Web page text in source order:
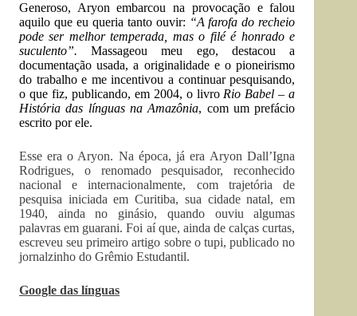
Generoso, Aryon embarcou na provocação e falou
aquilo que eu queria tanto ouvir: “A farofa do recheio
pode ser melhor temperada, mas o filé é honrado e
suculento”.Massageou meu ego, destacou a
documentação usada, a originalidade e o pioneirismo
do trabalho e me incentivou a continuar pesquisando,
o que fiz, publicando, em 2004, o livro Rio Babel – a
História das línguas na Amazônia, com um prefácio
escrito por ele.
Esse era o Aryon. Na época, já era Aryon Dall’Igna
Rodrigues, o renomado pesquisador, reconhecido
nacional e internacionalmente, com trajetória de
pesquisa iniciada em Curitiba, sua cidade natal, em
1940, ainda no ginásio, quando ouviu algumas
palavras em guarani. Foi aí que, ainda de calças curtas,
escreveu seu primeiro artigo sobre o tupi, publicado no
jornalzinho do Grêmio Estudantil.
Google das línguas